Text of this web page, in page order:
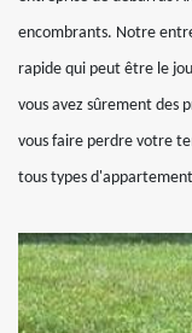
encombrants. Notre
rapide qui peut être le
vous avez sûrement des
vous faire perdre votre
tous types